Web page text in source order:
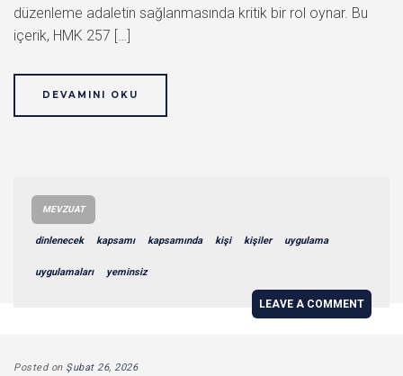
düzenleme adaletin sağlanmasında kritik bir rol oynar. Bu
içerik, HMK 257 […]
DEVAMINI OKU
MEVZUAT
dinlenecek kapsamı kapsamında kişi kişiler uygulama
uygulamaları yeminsiz
LEAVE A COMMENT
Posted on Şubat 26, 2026